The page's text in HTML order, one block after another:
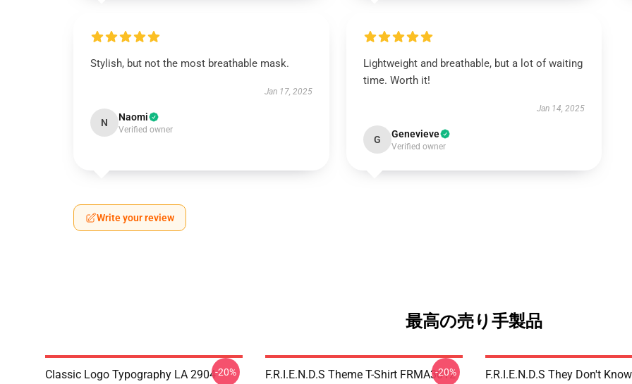
Stylish, but not the most breathable mask.
Jan 17, 2025
N Naomi
Verified owner
Lightweight and breathable, but a lot of waiting
time. Worth it!
Jan 14, 2025
G Genevieve
Verified owner
Write your review
最高の売り手製品
Classic Logo Typography LA 2904-20% F.R.I.E.N.D.S Theme T-Shirt FRMA3012
-20%
F.R.I.E.N.D.S They Don't